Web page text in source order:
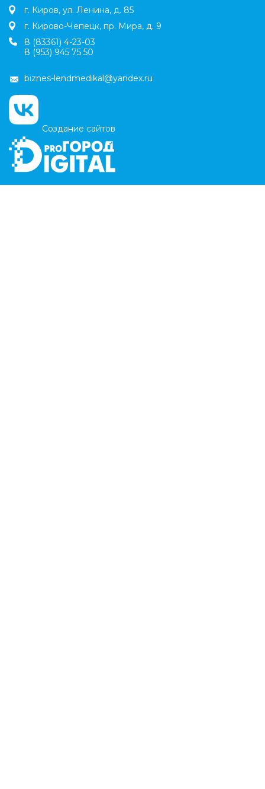
г. Киров, ул. Ленина, д. 85
г. Кирово-Чепецк, пр. Мира, д. 9
8 (83361) 4-23-03
8 (953) 945 75 50
biznes-lendmedikal@yandex.ru
Создание сайтов